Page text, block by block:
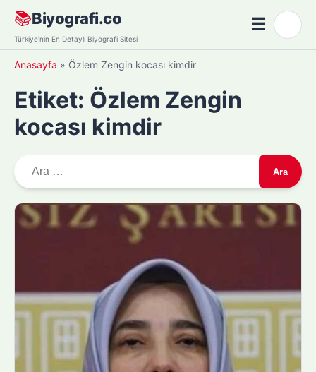
Skip
content
📚Biyografi.co
Türkiye'nin En Detaylı Biyografi Sitesi
☰Menü
Anasayfa » Özlem Zengin kocası kimdir
Etiket: Özlem Zengin
kocası kimdir
r
m